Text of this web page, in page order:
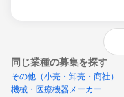
同じ業種の募集を探す
その他（小売・卸売・商社）
機械・医療機器メーカー